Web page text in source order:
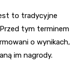
to tradycyjne
tym terminem
o wynikach,
im nagrody.